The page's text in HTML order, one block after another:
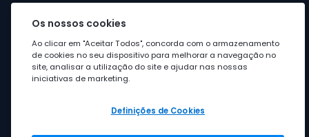
A Moloni faz parte dogrupo Visma
Os nossos cookies
Ao clicar em "Aceitar Todos", concorda com o armazenamento
de cookies no seu dispositivo para melhorar a navegação no
site, analisar a utilização do site e ajudar nas nossas
iniciativas de marketing.
Definições de Cookies